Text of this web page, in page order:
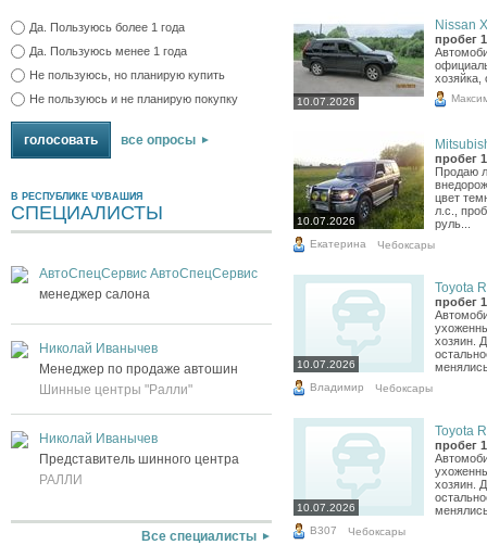
Да. Пользуюсь более 1 года
Да. Пользуюсь менее 1 года
Не пользуюсь, но планирую купить
Не пользуюсь и не планирую покупку
все опросы
В РЕСПУБЛИКЕ ЧУВАШИЯ
СПЕЦИАЛИСТЫ
АвтоСпецСервис АвтоСпецСервис
менеджер салона
Николай Иванычев
Менеджер по продаже автошин
Шинные центры "Ралли"
Николай Иванычев
Представитель шинного центра
РАЛЛИ
Все специалисты
10.07.2026
Nissan
пробег
хозяйка,
10.07.2026
пробег
Продаю
цвет
л.с.,
руль...
Екатерина Чебоксары
10.07.2026
Toyota
пробег
хозяин.
Владимир Чебоксары
10.07.2026
Toyota
пробег
хозяин.
В307 Чебоксары